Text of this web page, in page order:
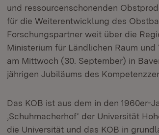
und ressourcenschonenden
für die Weiterentwicklung des
Forschungspartner weit über die
Ministerium für Ländlichen Raum und
am Mittwoch (30. September) in
jährigen Jubiläums des
Das KOB ist aus dem in den 1960er-
‚Schuhmacherhof‘ der Universität
die Universität und das KOB in